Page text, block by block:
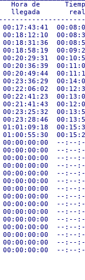
Hora de
llegada
00:18:12:10
00:18:31:36
00:18:58:19
00:20:29:31
00:20:36:39
00:20:49:44
00:23:36:29
00:22:41:23
00:21:41:43
00:23:25:32
00:23:28:46
01:01:09:18
01:00:55:30
00:00:00:00  --
00:00:00:00
00:00:00:00
00:00:00:00
00:00:00:00  --
00:00:00:00  --
00:00:00:00
00:00:00:00  --
00:00:00:00  --
00:00:00:00
00:00:00:00  --
00:00:00:00
00:00:00:00
00:00:00:00
00:00:00:00